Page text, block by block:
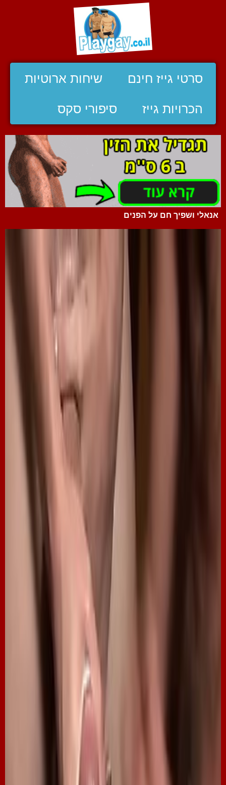
סרטי גייז חינם שיחות ארוטיות
הכרויות גייז סיפורי סקס
אנאלי ושפיך חם על הפנים